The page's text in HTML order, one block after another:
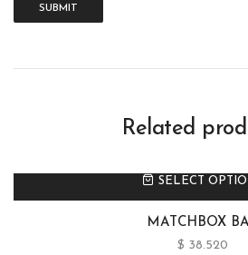
Related
SELECT
MATCHBOX
$ 38.520